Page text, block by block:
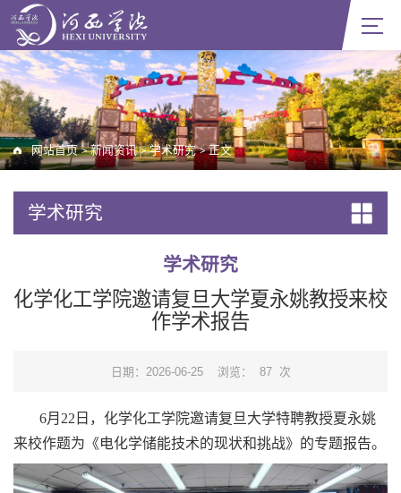
网站首页 > 新闻资讯 > 学术研究 > 正文
学术研究
学术研究
化学化工学院邀请复旦大学夏永姚教授来校
作学术报告
日期：2026-06-25 浏览： 87 次
6月22日，化学化工学院邀请复旦大学特聘教授夏永姚
来校作题为《电化学储能技术的现状和挑战》的专题报告。